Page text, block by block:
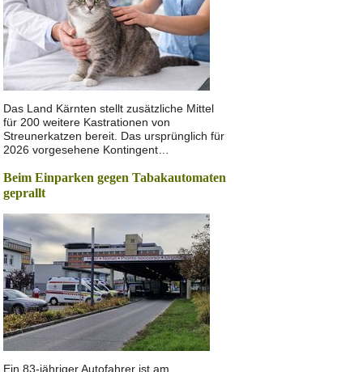
Das Land Kärnten stellt zusätzliche Mittel
für 200 weitere Kastrationen von
Streunerkatzen bereit. Das ursprünglich für
2026 vorgesehene Kontingent…
Beim Einparken gegen Tabakautomaten
geprallt
Ein 83-jähriger Autofahrer ist am